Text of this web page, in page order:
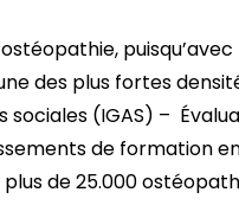
puisqu’avec
des plus fortes
(IGAS) –
de formation
de 25.000